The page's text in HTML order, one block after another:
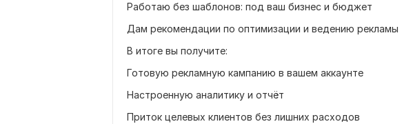
Работаю без шаблонов: под ваш бизнес и бюджет
Дам рекомендации по оптимизации и ведению рекламы
В итоге вы получите:
Готовую рекламную кампанию в вашем аккаунте
Настроенную аналитику и отчёт
Приток целевых клиентов без лишних расходов